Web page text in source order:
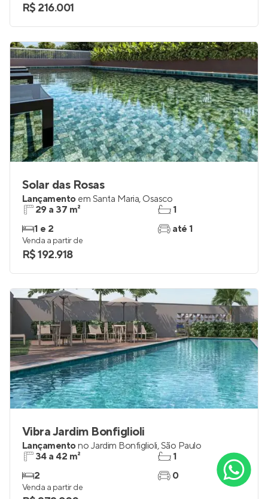
R$ 216.001
Solar das Rosas
Lançamento em Santa Maria, Osasco
29 a 37 m²
1 e 2
1
até 1
Venda a partir de
R$ 192.918
Vibra Jardim Bonfiglioli
Lançamentono Jardim Bonfiglioli,São Paulo
34 a 42 m²
2
1
0
Venda a partir de